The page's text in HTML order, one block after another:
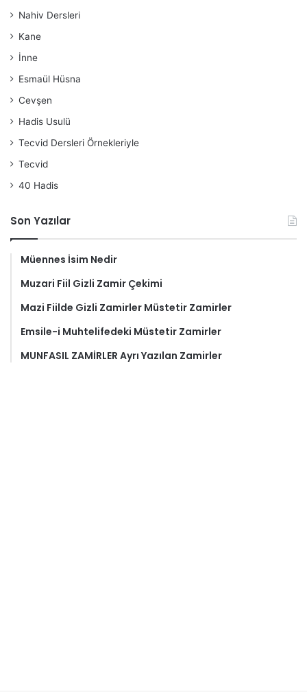
Nahiv Dersleri
Kane
İnne
Esmaül Hüsna
Cevşen
Hadis Usulü
Tecvid Dersleri Örnekleriyle
Tecvid
40 Hadis
Son Yazılar
Müennes İsim Nedir
Muzari Fiil Gizli Zamir Çekimi
Mazi Fiilde Gizli Zamirler Müstetir Zamirler
Emsile-i Muhtelifedeki Müstetir Zamirler
MUNFASIL ZAMİRLER Ayrı Yazılan Zamirler